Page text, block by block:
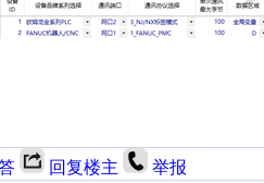
回复楼主 举报